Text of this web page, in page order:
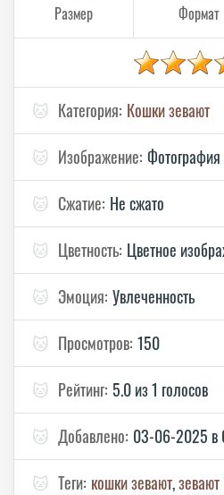
Размер
Формат
🐱 Категория: Кошки зевают
🐱 Изображение: Фотография
🐱 Сжатие: Не сжато
🐱 Цветность: Цветное
🐱 Эмоция: Увлеченность
🐱 Просмотров: 150
🐱 Рейтинг: 5.0 из 1 голосов
🐱 Добавлено: 03-06-2025 в
🐱 Теги: кошки зевают,